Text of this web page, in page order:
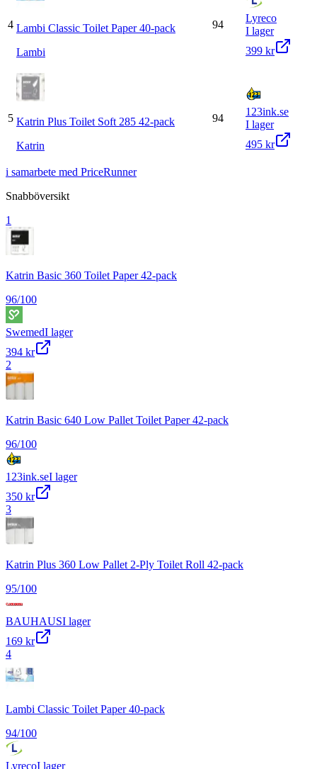
4 Lambi Classic Toilet Paper 40-pack
Lambi
94
Lyreco
I lager
399 kr
5 Katrin Plus Toilet Soft 285 42-pack
Katrin
94
123ink.se
I lager
495 kr
i samarbete med PriceRunner
Snabböversikt
1
Katrin Basic 360 Toilet Paper 42-pack
96/100
SwemedI lager
394 kr
2
Katrin Basic 640 Low Pallet Toilet Paper 42-pack
96/100
123ink.seI lager
350 kr
3
Katrin Plus 360 Low Pallet 2-Ply Toilet Roll 42-pack
95/100
BAUHAUSI lager
169 kr
4
Lambi Classic Toilet Paper 40-pack
94/100
LyrecoI lager